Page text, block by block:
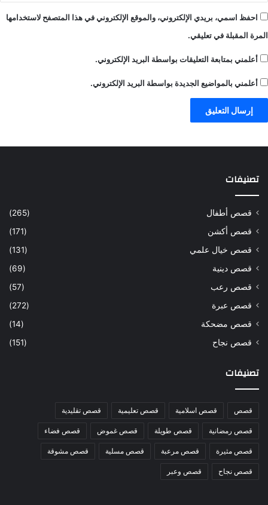
احفظ اسمي، بريدي الإلكتروني، والموقع الإلكتروني في هذا المتصفح لاستخدامها
المرة المقبلة في تعليقي.
أعلمني بمتابعة التعليقات بواسطة البريد الإلكتروني.
أعلمني بالمواضيع الجديدة بواسطة البريد الإلكتروني.
تصنيفات
قصص أطفال
(265)
قصص أكشن
(171)
قصص خيال علمي
(131)
قصص دينية
(69)
قصص رعب
(57)
قصص عبرة
(272)
قصص مضحكة
(14)
قصص نجاح
(151)
تصنيفات
قصص قصص اسلامية قصص تعليمية قصص تقليدية
قصص رمضانية قصص طويلة قصص غموض قصص فضاء
قصص مثيرة قصص مرعبة قصص مسلية قصص مشوقة
قصص نجاح قصص وعبر